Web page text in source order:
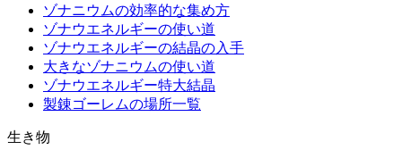
ゾナニウムの効率的な集め方
ゾナウエネルギーの使い道
ゾナウエネルギーの結晶の入手
大きなゾナニウムの使い道
ゾナウエネルギー特大結晶
製錬ゴーレムの場所一覧
生き物